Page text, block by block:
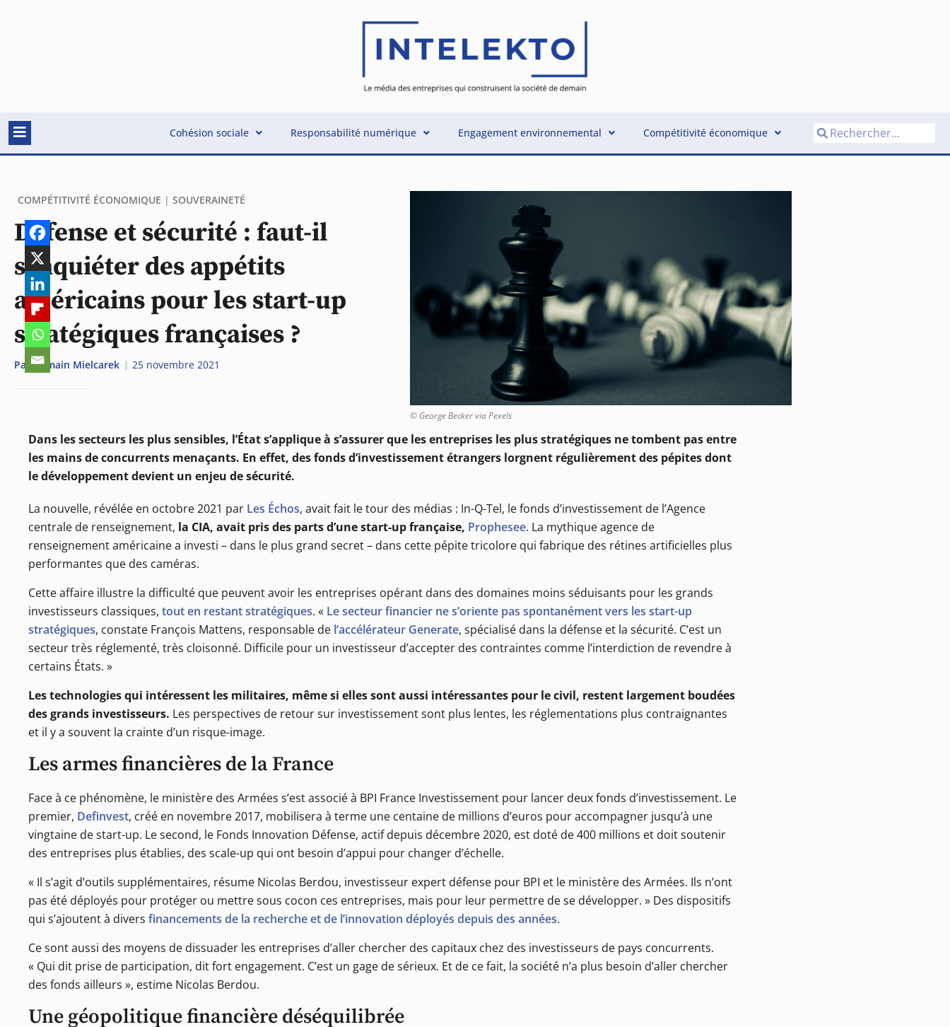
Cohésion sociale Responsabilité numérique Engagement environnemental Compétitivité économique
COMPÉTITIVITÉ ÉCONOMIQUE | SOUVERAINETÉ
Défense et sécurité : faut-il
s’inquiéter des appétits
américains pour les start-up
stratégiques françaises ?
Par Romain Mielcarek 25 novembre 2021
© George Becker via Pexels
Dans les secteurs les plus sensibles, l’État s’applique à s’assurer que les entreprises les plus stratégiques ne tombent pas entre
les mains de concurrents menaçants. En effet, des fonds d’investissement étrangers lorgnent régulièrement des pépites dont
le développement devient un enjeu de sécurité.
La nouvelle, révélée en octobre 2021 par Les Échos, avait fait le tour des médias : In-Q-Tel, le fonds d’investissement de l’Agence
centrale de renseignement, la CIA, avait pris des parts d’une start-up française, Prophesee. La mythique agence de
renseignement américaine a investi – dans le plus grand secret – dans cette pépite tricolore qui fabrique des rétines artificielles plus
performantes que des caméras.
Cette affaire illustre la difficulté que peuvent avoir les entreprises opérant dans des domaines moins séduisants pour les grands
investisseurs classiques, tout en restant stratégiques. « Le secteur financier ne s’oriente pas spontanément vers les start-up
stratégiques, constate François Mattens, responsable de l’accélérateur Generate, spécialisé dans la défense et la sécurité. C’est un
secteur très réglementé, très cloisonné. Difficile pour un investisseur d’accepter des contraintes comme l’interdiction de revendre à
certains États. »
Les technologies qui intéressent les militaires, même si elles sont aussi intéressantes pour le civil, restent largement boudées
des grands investisseurs. Les perspectives de retour sur investissement sont plus lentes, les réglementations plus contraignantes
et il y a souvent la crainte d’un risque-image.
Les armes financières de la France
Face à ce phénomène, le ministère des Armées s’est associé à BPI France Investissement pour lancer deux fonds d’investissement. Le
premier, Definvest, créé en novembre 2017, mobilisera à terme une centaine de millions d’euros pour accompagner jusqu’à une
vingtaine de start-up. Le second, le Fonds Innovation Défense, actif depuis décembre 2020, est doté de 400 millions et doit soutenir
des entreprises plus établies, des scale-up qui ont besoin d’appui pour changer d’échelle.
« Il s’agit d’outils supplémentaires, résume Nicolas Berdou, investisseur expert défense pour BPI et le ministère des Armées. Ils n’ont
pas été déployés pour protéger ou mettre sous cocon ces entreprises, mais pour leur permettre de se développer. » Des dispositifs
qui s’ajoutent à divers financements de la recherche et de l’innovation déployés depuis des années.
Ce sont aussi des moyens de dissuader les entreprises d’aller chercher des capitaux chez des investisseurs de pays concurrents.
« Qui dit prise de participation, dit fort engagement. C’est un gage de sérieux. Et de ce fait, la société n’a plus besoin d’aller chercher
des fonds ailleurs », estime Nicolas Berdou.
Une géopolitique financière déséquilibrée